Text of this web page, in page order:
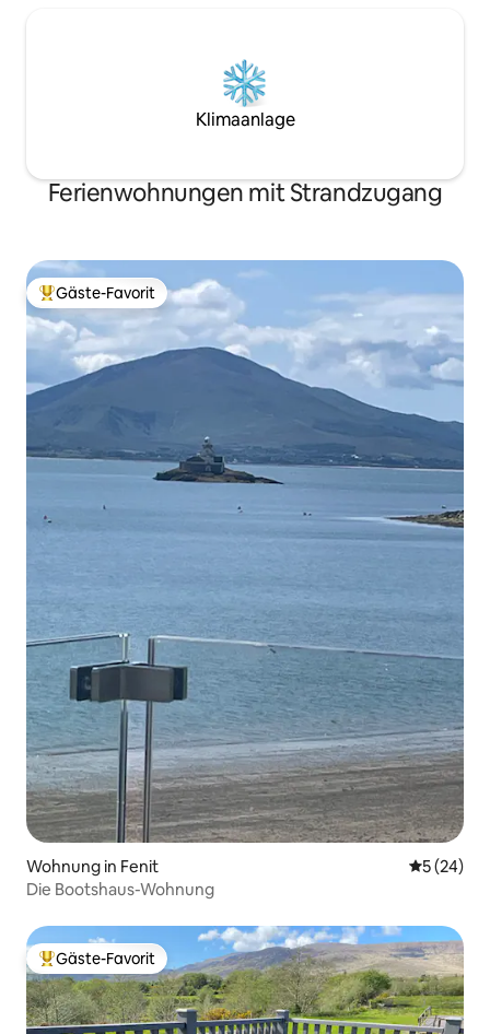
Klimaanlage
Ferienwohnungen mit Strandzugang
Beliebter Gäste-Favorit.
Gäste-Favorit
Wohnung in Fenit
5 (24)
Die Bootshaus-Wohnung
Beliebter Gäste-Favorit.
Gäste-Favorit